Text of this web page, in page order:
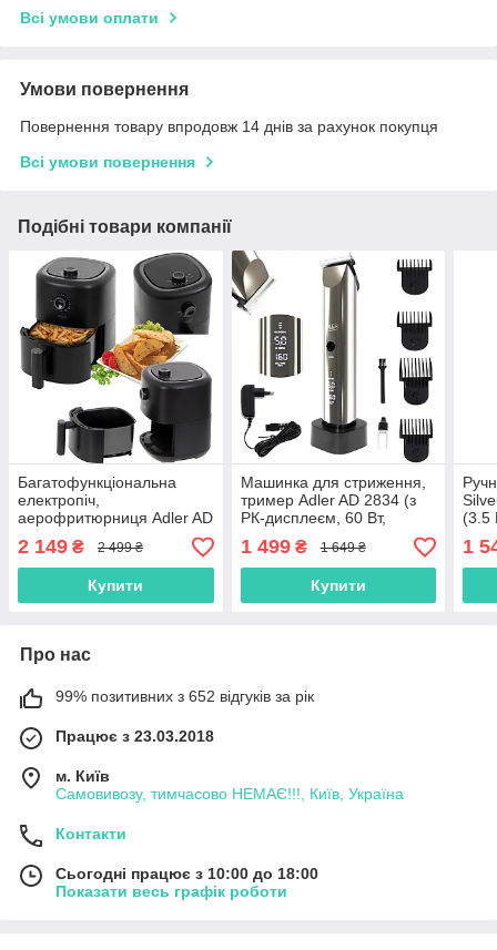
Всі умови оплати
Умови повернення
Повернення товару впродовж 14 днів за рахунок покупця
Всі умови повернення
Подібні товари компанії
Багатофункціональна
електропіч,
аерофритюрниця Adler AD
Польща)
2 149 ₴ 2 499 ₴
Купити
Машинка для стриження,
тример Adler AD 2834 (з
РК-дисплеєм, 60 Вт,
1 499₴ 1 649 ₴
Купити
(3.5
1
Про нас
99% позитивних з 652 відгуків за рік
Працює з 23.03.2018
м. Київ
Самовивозу, тимчасово НЕМАЄ!!!, Київ, Україна
Контакти
Сьогодні працює з 10:00 до 18:00
Показати весь графік роботи